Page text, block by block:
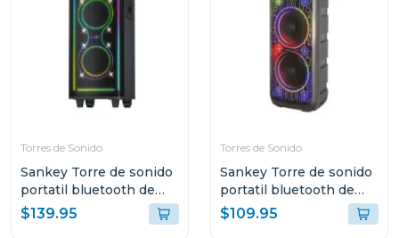
Torres de Sonido
Sankey Torre de sonido
portatil bluetooth de
60w rms pa8dcn
$139.95
Torres de Sonido
Sankey Torre de sonido
portatil bluetooth de
50w rms 10dcc54t
$109.95